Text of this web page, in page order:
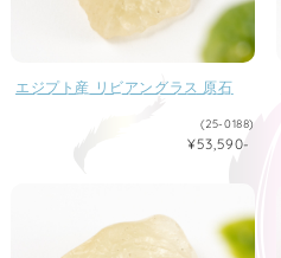
エジプト産 リビアングラス 原石
(25-0188)
¥53,590-